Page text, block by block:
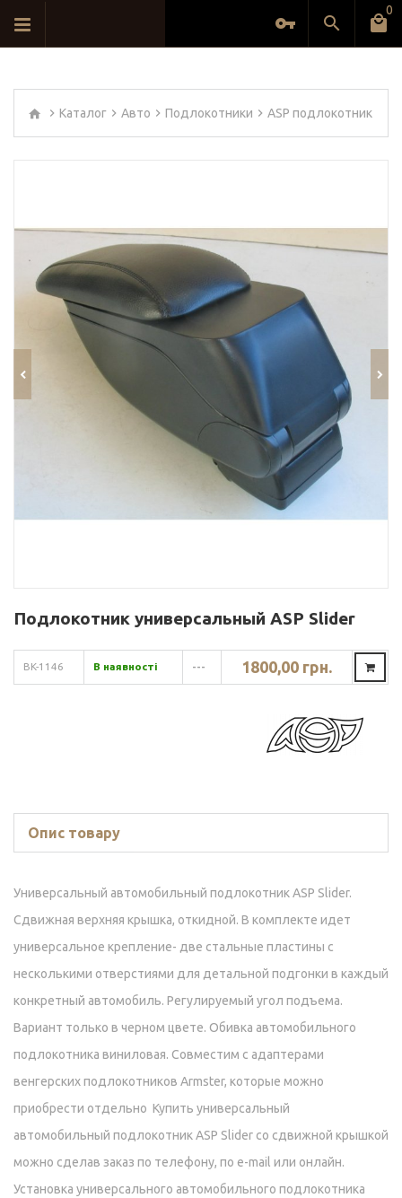
0
Каталог Авто Подлокотники ASP подлокотник
Подлокотник универсальный ASP Slider
BK-1146 В наявності --- 1800,00 грн.
Опис товару
Универсальный автомобильный подлокотник ASP Slider.
Сдвижная верхняя крышка, откидной. В комплекте идет
универсальное крепление- две стальные пластины с
несколькими отверстиями для детальной подгонки в каждый
конкретный автомобиль. Регулируемый угол подъема.
Вариант только в черном цвете. Обивка автомобильного
подлокотника виниловая. Совместим с адаптерами
венгерских подлокотников Armster, которые можно
приобрести отдельно Купить универсальный
автомобильный подлокотник ASP Slider со сдвижной крышкой
можно сделав заказ по телефону, по e-mail или онлайн.
Установка универсального автомобильного подлокотника